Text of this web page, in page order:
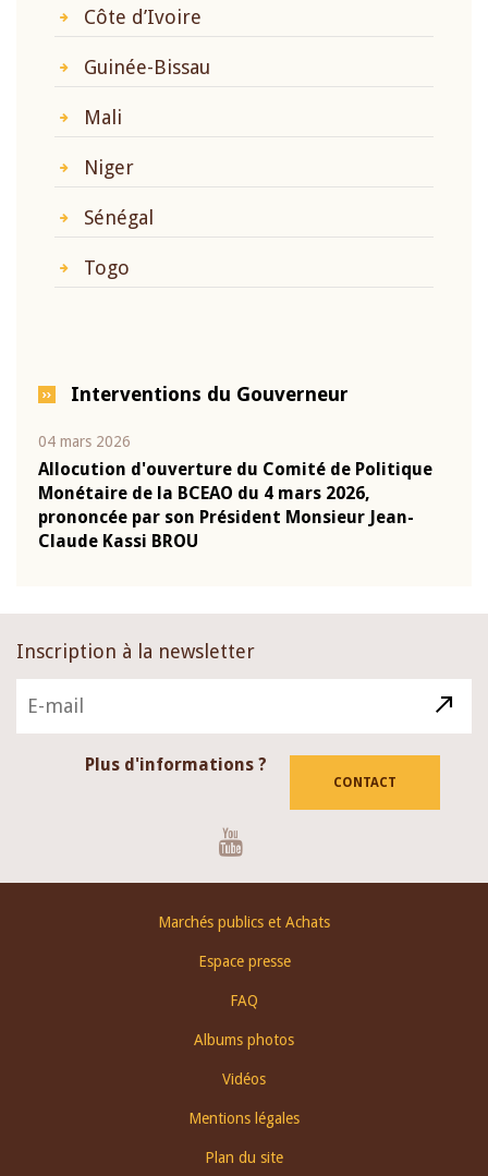
Côte d’Ivoire
Guinée-Bissau
Mali
Niger
Sénégal
Togo
Interventions du Gouverneur
04 mars 2026
Allocution d'ouverture du Comité de Politique
Monétaire de la BCEAO du 4 mars 2026,
prononcée par son Président Monsieur Jean-
Claude Kassi BROU
Inscription à la newsletter
Plus d'informations ?
CONTACT
Marchés publics et Achats
Espace presse
FAQ
Albums photos
Vidéos
Mentions légales
Plan du site